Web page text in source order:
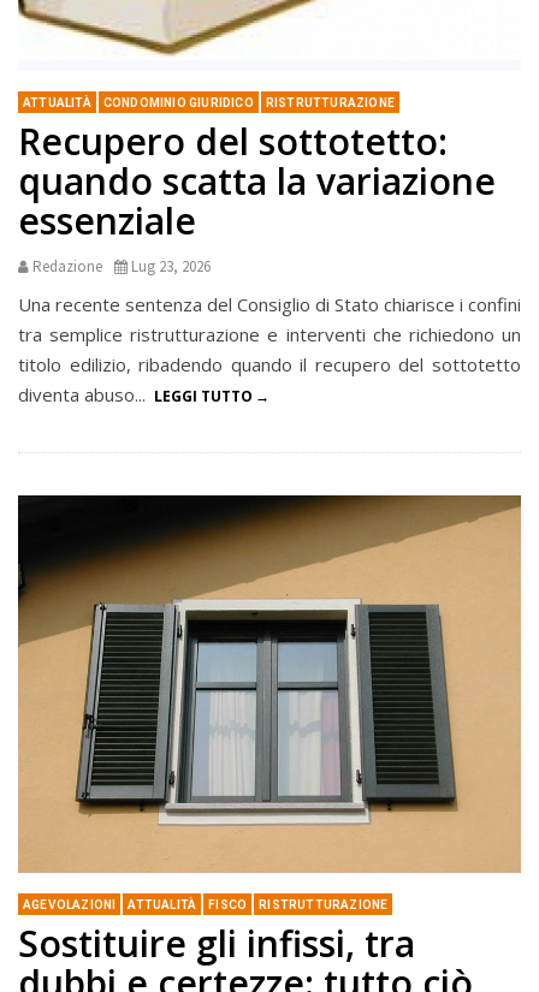
ATTUALITÀ CONDOMINIO GIURIDICO RISTRUTTURAZIONE
Recupero del sottotetto:
quando scatta la variazione
essenziale
Redazione Lug 23, 2026
Una recente sentenza del Consiglio di Stato chiarisce i confini
tra semplice ristrutturazione e interventi che richiedono un
titolo edilizio, ribadendo quando il recupero del sottotetto
diventa abuso... LEGGI TUTTO
AGEVOLAZIONI ATTUALITÀ FISCO RISTRUTTURAZIONE
Sostituire gli infissi, tra